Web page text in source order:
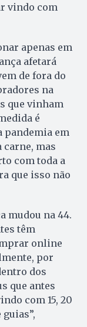
vindo com
apenas em
afetará
de fora do
na
que vinham
é
pandemia em
carne, mas
com toda a
que isso não
mudou na 44.
têm
online
por
dos
que antes
com 15, 20